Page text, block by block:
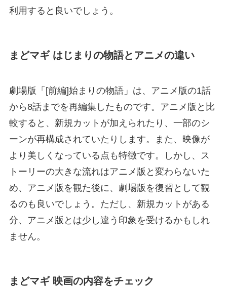
利用すると良いでしょう。
まどマギ はじまりの物語とアニメの違い
劇場版「[前編]始まりの物語」は、アニメ版の1話
から8話までを再編集したものです。アニメ版と比
較すると、新規カットが加えられたり、一部のシ
ーンが再構成されていたりします。また、映像が
より美しくなっている点も特徴です。しかし、ス
トーリーの大きな流れはアニメ版と変わらないた
め、アニメ版を観た後に、劇場版を復習として観
るのも良いでしょう。ただし、新規カットがある
分、アニメ版とは少し違う印象を受けるかもしれ
ません。
まどマギ 映画の内容をチェック